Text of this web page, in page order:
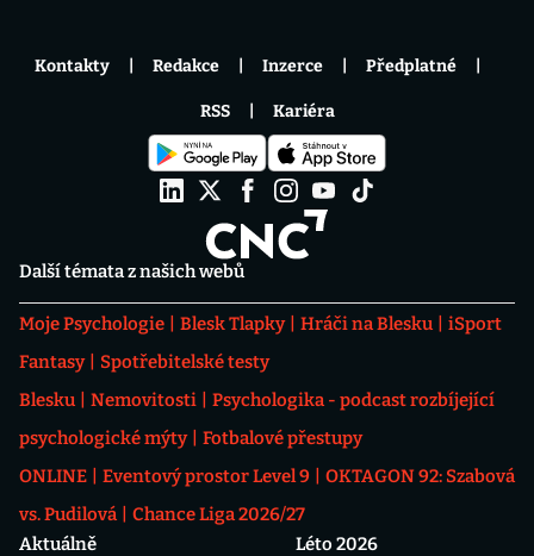
Další témata z našich webů
Moje Psychologie Blesk Tlapky Hráči na Blesku
iSport
Fantasy
Spotřebitelské testy
Blesku
Nemovitosti
Psychologika - podcast rozbíjející
psychologické mýty
Fotbalové přestupy
ONLINE
Eventový prostor Level 9
OKTAGON 92: Szabová
vs. Pudilová
Chance Liga 2026/27
Aktuálně
Léto 2026
Kontakty Redakce Inzerce Předplatné
RSS Kariéra